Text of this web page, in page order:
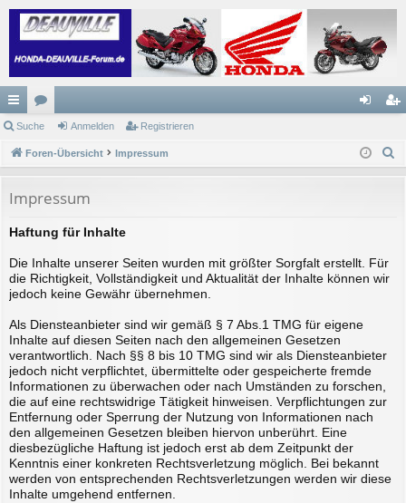
ch
ne
ug
riff
or
en m ist
Suche Anmelden Registrieren
Foren-Übersicht Impressum
Impressum
Haftung für Inhalte
Die Inhalte unserer Seiten wurden mit größter Sorgfalt erstellt. Für
die Richtigkeit, Vollständigkeit und Aktualität der Inhalte können wir
jedoch keine Gewähr übernehmen.
Als Diensteanbieter sind wir gemäß § 7 Abs.1 TMG für eigene
Inhalte auf diesen Seiten nach den allgemeinen Gesetzen
verantwortlich. Nach §§ 8 bis 10 TMG sind wir als Diensteanbieter
jedoch nicht verpflichtet, übermittelte oder gespeicherte fremde
Informationen zu überwachen oder nach Umständen zu forschen,
die auf eine rechtswidrige Tätigkeit hinweisen. Verpflichtungen zur
Entfernung oder Sperrung der Nutzung von Informationen nach
den allgemeinen Gesetzen bleiben hiervon unberührt. Eine
diesbezügliche Haftung ist jedoch erst ab dem Zeitpunkt der
Kenntnis einer konkreten Rechtsverletzung möglich. Bei bekannt
werden von entsprechenden Rechtsverletzungen werden wir diese
Inhalte umgehend entfernen.